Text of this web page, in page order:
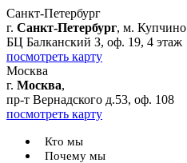
Санкт-Петербург
г. Санкт-Петербург, м. Купчино
БЦ Балканский З, оф. 19, 4 этаж
посмотреть карту
Москва
г. Москва,
пр-т Вернадского д.53, оф. 108
посмотреть карту
Кто мы
Почему мы